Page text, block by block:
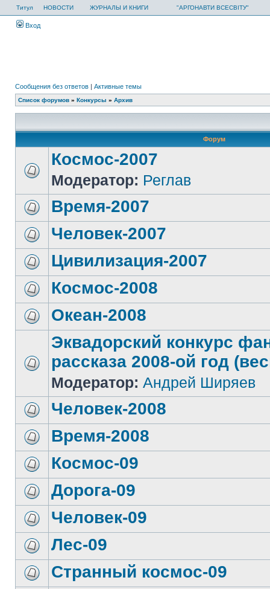
Титул НОВОСТИ ЖУРНАЛЫ И КНИГИ "АРГОНАВТИ ВСЕСВІТУ"
Вход
Сообщения без ответов | Активные темы
Список форумов » Конкурсы » Архив
Форум
Космос-2007
Модератор: Реглав
Время-2007
Человек-2007
Цивилизация-2007
Космос-2008
Океан-2008
Эквадорский конкурс
рассказа 2008-ой год
Модератор: Андрей Ширяев
Человек-2008
Время-2008
Космос-09
Дорога-09
Человек-09
Лес-09
Странный космос-09